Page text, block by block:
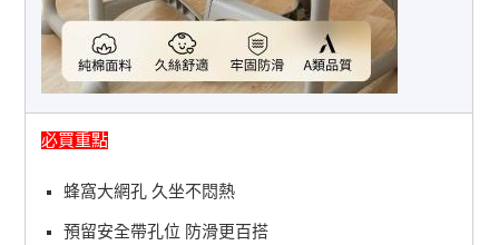
必買重點
蜂窩大網孔 久坐不悶熱
預留安全帶孔位 防滑更百搭